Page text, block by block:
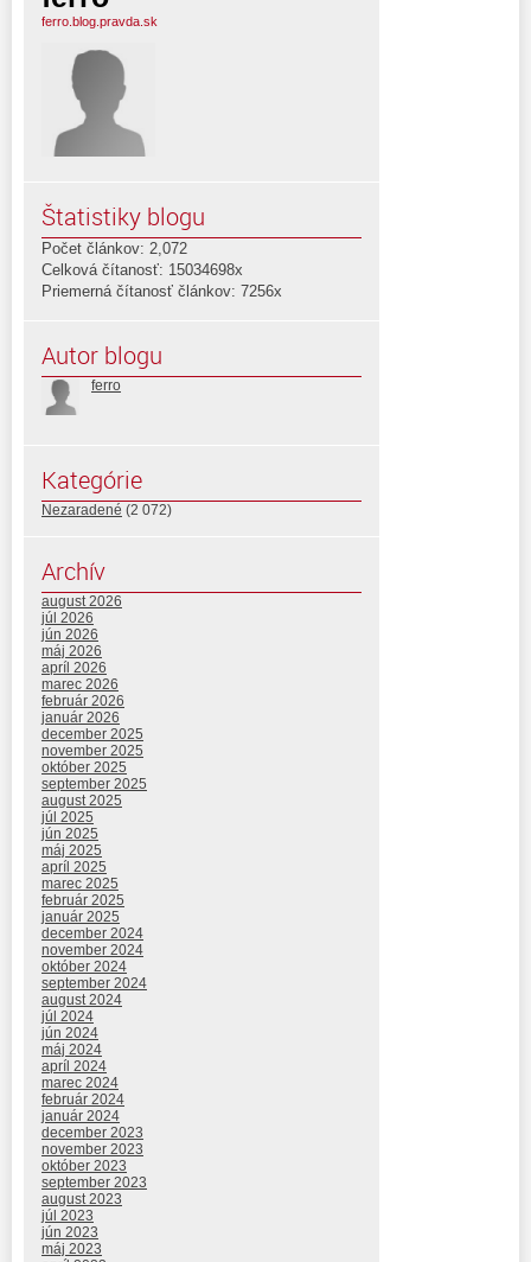
ferro.blog.pravda.sk
Štatistiky blogu
Počet článkov: 2,072
Celková čítanosť: 15034698x
Priemerná čítanosť článkov: 7256x
Autor blogu
ferro
Kategórie
Nezaradené (2 072)
Archív
august 2026
júl 2026
jún 2026
máj 2026
apríl 2026
marec 2026
február 2026
január 2026
december 2025
november 2025
október 2025
september 2025
august 2025
júl 2025
jún 2025
máj 2025
apríl 2025
marec 2025
február 2025
január 2025
december 2024
november 2024
október 2024
september 2024
august 2024
júl 2024
jún 2024
máj 2024
apríl 2024
marec 2024
február 2024
január 2024
december 2023
november 2023
október 2023
september 2023
august 2023
júl 2023
jún 2023
máj 2023